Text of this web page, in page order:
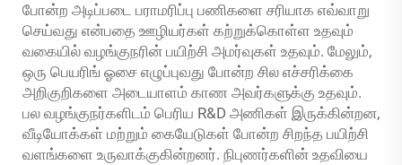
போன்ற அடிப்படை பராமரிப்பு பணிகளை சரியாக எவ்வாறு
செய்வது என்பதை ஊழியர்கள் கற்றுக்கொள்ள உதவும்
வகையில் வழங்குநரின் பயிற்சி அமர்வுகள் உதவும். மேலும்,
ஒரு பெயரிங் ஓசை எழுப்புவது போன்ற சில எச்சரிக்கை
அறிகுறிகளை அடையாளம் காண அவர்களுக்கு உதவும்.
பல வழங்குநர்களிடம் பெரிய R&D அணிகள் இருக்கின்றன,
வீடியோக்கள் மற்றும் கையேடுகள் போன்ற சிறந்த பயிற்சி
வளங்களை உருவாக்குகின்றனர். நிபுணர்களின் உதவியை